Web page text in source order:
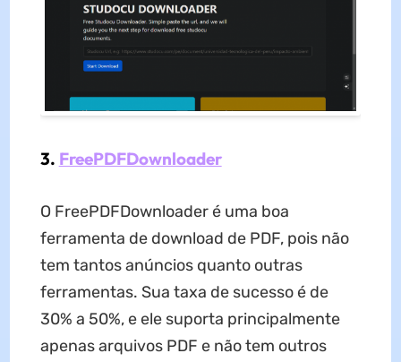
3. FreePDFDownloader
O FreePDFDownloader é uma boa
ferramenta de download de PDF, pois não
tem tantos anúncios quanto outras
ferramentas. Sua taxa de sucesso é de
30% a 50%, e ele suporta principalmente
apenas arquivos PDF e não tem outros